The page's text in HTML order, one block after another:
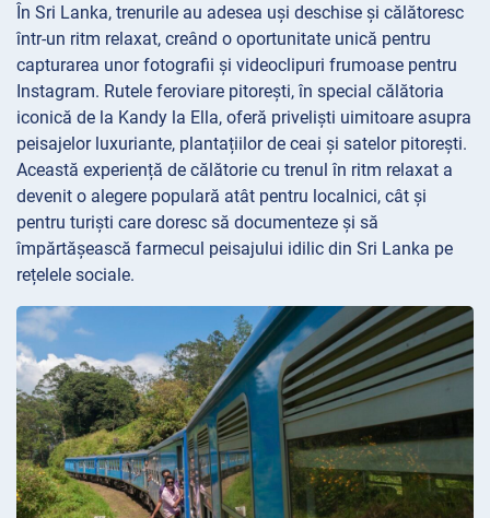
În Sri Lanka, trenurile au adesea uși deschise și călătoresc
într-un ritm relaxat, creând o oportunitate unică pentru
capturarea unor fotografii și videoclipuri frumoase pentru
Instagram. Rutele feroviare pitorești, în special călătoria
iconică de la Kandy la Ella, oferă priveliști uimitoare asupra
peisajelor luxuriante, plantațiilor de ceai și satelor pitorești.
Această experiență de călătorie cu trenul în ritm relaxat a
devenit o alegere populară atât pentru localnici, cât și
pentru turiști care doresc să documenteze și să
împărtășească farmecul peisajului idilic din Sri Lanka pe
rețelele sociale.